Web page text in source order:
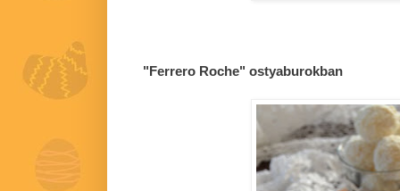
"Ferrero Roche" ostyaburokban